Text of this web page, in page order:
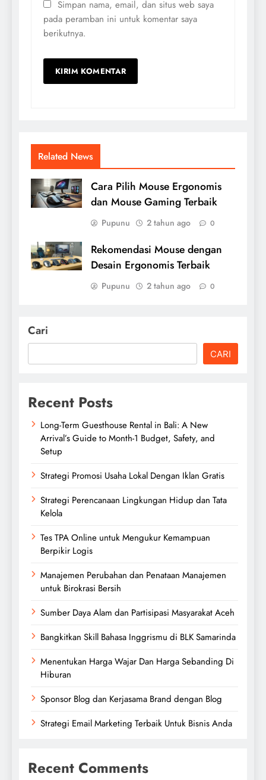
Simpan nama, email, dan situs web saya
pada peramban ini untuk komentar saya
berikutnya.
Related News
Cara Pilih Mouse Ergonomis
dan Mouse Gaming Terbaik
Pupunu 2 tahun ago 0
Rekomendasi Mouse dengan
Desain Ergonomis Terbaik
Pupunu 2 tahun ago 0
Cari
CARI
Recent Posts
Long-Term Guesthouse Rental in Bali: A New
Arrival’s Guide to Month-1 Budget, Safety, and
Setup
Strategi Promosi Usaha Lokal Dengan Iklan Gratis
Strategi Perencanaan Lingkungan Hidup dan Tata
Kelola
Tes TPA Online untuk Mengukur Kemampuan
Berpikir Logis
Manajemen Perubahan dan Penataan Manajemen
untuk Birokrasi Bersih
Sumber Daya Alam dan Partisipasi Masyarakat Aceh
Bangkitkan Skill Bahasa Inggrismu di BLK Samarinda
Menentukan Harga Wajar Dan Harga Sebanding Di
Hiburan
Sponsor Blog dan Kerjasama Brand dengan Blog
Strategi Email Marketing Terbaik Untuk Bisnis Anda
Recent Comments